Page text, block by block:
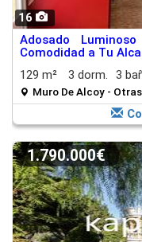
16
Adosado
Comodidad a Tu
129 m²
3 dorm. 3
Muro De Alcoy -
1.790.000€